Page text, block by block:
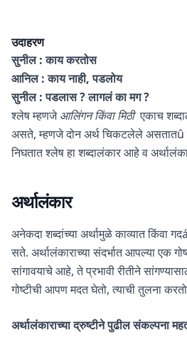
उदाहरण
सुनील : काय करतोस
आनिल : काय नाही, पडलोय
सुनील : पडलास ? लागलं का मग ?
श्लेष म्हणजेआलिंगन किंवा मिठी एकाच
असते, म्हणजे दोन अर्थ चिकटलेले असतातû
निघतात श्लेष हा शब्दालंकार आहे व
अर्थालंकार
अनेकदा शब्दांच्या अर्थामुळे काव्यात किंवा
सते. अर्थालंकाराच्या संदर्भात आपल्या एक
सांगावयाचे आहे, ते प्रभावी रीतीने
गोष्टीची आपण मदत घेतो, त्याची तुलना करतो
अर्थालंकाराच्या द्रुष्टीने पुढील संकल्पना